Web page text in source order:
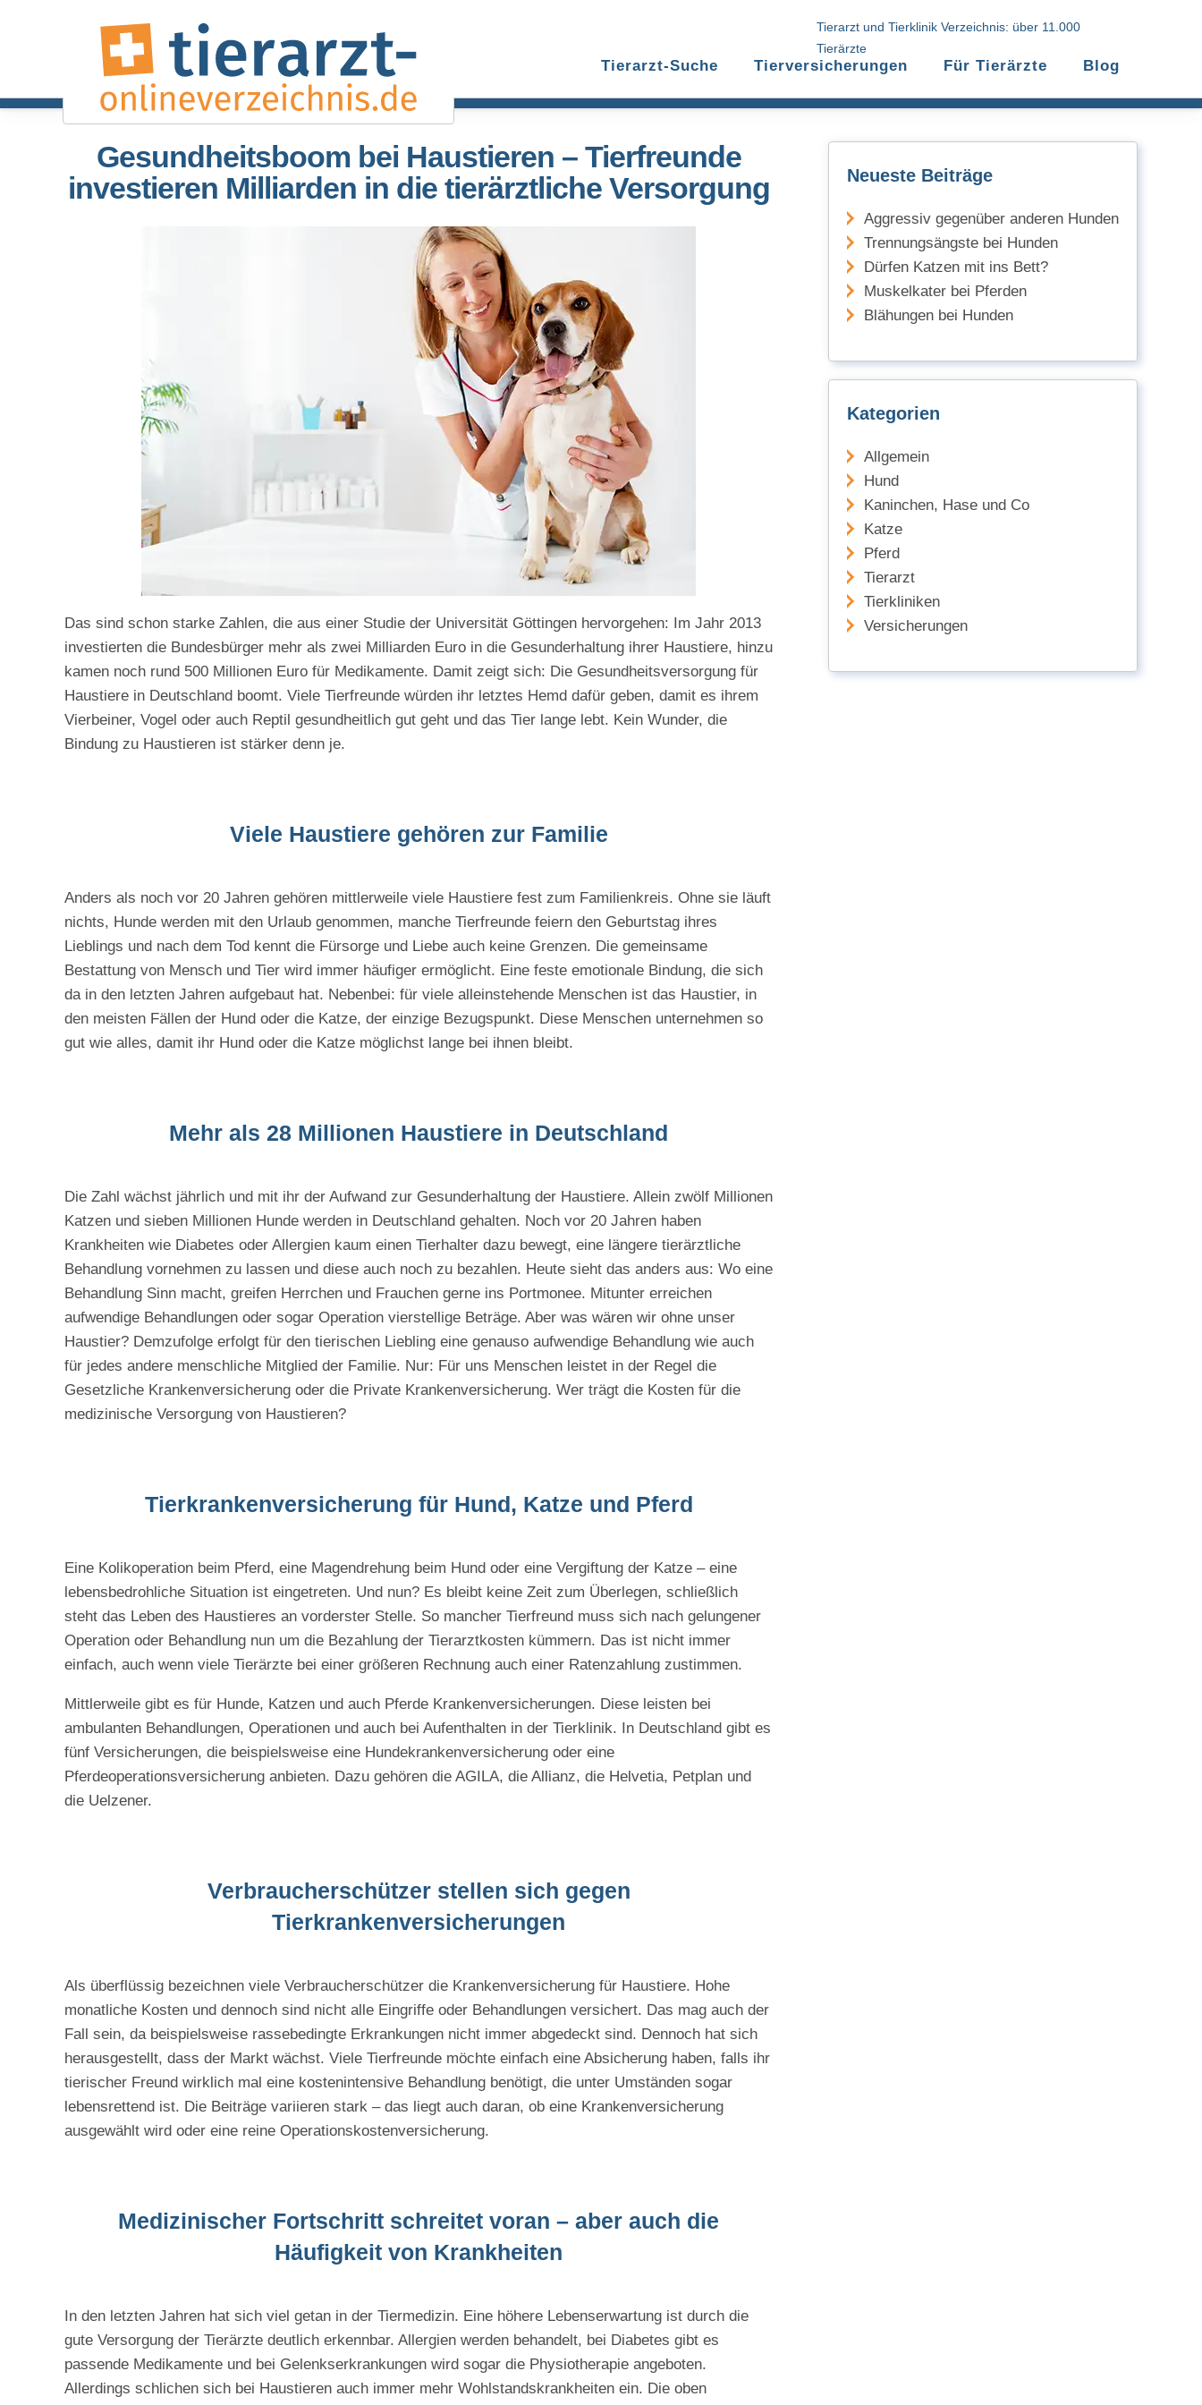
Tierarzt und Tierklinik Verzeichnis: über 11.000
Tierärzte
Tierarzt-Suche Tierversicherungen Für Tierärzte Blog
Gesundheitsboom bei Haustieren – Tierfreunde
investieren Milliarden in die tierärztliche Versorgung
Das sind schon starke Zahlen, die aus einer Studie der Universität Göttingen hervorgehen: Im Jahr 2013
investierten die Bundesbürger mehr als zwei Milliarden Euro in die Gesunderhaltung ihrer Haustiere, hinzu
kamen noch rund 500 Millionen Euro für Medikamente. Damit zeigt sich: Die Gesundheitsversorgung für
Haustiere in Deutschland boomt. Viele Tierfreunde würden ihr letztes Hemd dafür geben, damit es ihrem
Vierbeiner, Vogel oder auch Reptil gesundheitlich gut geht und das Tier lange lebt. Kein Wunder, die
Bindung zu Haustieren ist stärker denn je.
Viele Haustiere gehören zur Familie
Anders als noch vor 20 Jahren gehören mittlerweile viele Haustiere fest zum Familienkreis. Ohne sie läuft
nichts, Hunde werden mit den Urlaub genommen, manche Tierfreunde feiern den Geburtstag ihres
Lieblings und nach dem Tod kennt die Fürsorge und Liebe auch keine Grenzen. Die gemeinsame
Bestattung von Mensch und Tier wird immer häufiger ermöglicht. Eine feste emotionale Bindung, die sich
da in den letzten Jahren aufgebaut hat. Nebenbei: für viele alleinstehende Menschen ist das Haustier, in
den meisten Fällen der Hund oder die Katze, der einzige Bezugspunkt. Diese Menschen unternehmen so
gut wie alles, damit ihr Hund oder die Katze möglichst lange bei ihnen bleibt.
Mehr als 28 Millionen Haustiere in Deutschland
Die Zahl wächst jährlich und mit ihr der Aufwand zur Gesunderhaltung der Haustiere. Allein zwölf Millionen
Katzen und sieben Millionen Hunde werden in Deutschland gehalten. Noch vor 20 Jahren haben
Krankheiten wie Diabetes oder Allergien kaum einen Tierhalter dazu bewegt, eine längere tierärztliche
Behandlung vornehmen zu lassen und diese auch noch zu bezahlen. Heute sieht das anders aus: Wo eine
Behandlung Sinn macht, greifen Herrchen und Frauchen gerne ins Portmonee. Mitunter erreichen
aufwendige Behandlungen oder sogar Operation vierstellige Beträge. Aber was wären wir ohne unser
Haustier? Demzufolge erfolgt für den tierischen Liebling eine genauso aufwendige Behandlung wie auch
für jedes andere menschliche Mitglied der Familie. Nur: Für uns Menschen leistet in der Regel die
Gesetzliche Krankenversicherung oder die Private Krankenversicherung. Wer trägt die Kosten für die
medizinische Versorgung von Haustieren?
Tierkrankenversicherung für Hund, Katze und Pferd
Eine Kolikoperation beim Pferd, eine Magendrehung beim Hund oder eine Vergiftung der Katze – eine
lebensbedrohliche Situation ist eingetreten. Und nun? Es bleibt keine Zeit zum Überlegen, schließlich
steht das Leben des Haustieres an vorderster Stelle. So mancher Tierfreund muss sich nach gelungener
Operation oder Behandlung nun um die Bezahlung der Tierarztkosten kümmern. Das ist nicht immer
einfach, auch wenn viele Tierärzte bei einer größeren Rechnung auch einer Ratenzahlung zustimmen.
Mittlerweile gibt es für Hunde, Katzen und auch Pferde Krankenversicherungen. Diese leisten bei
ambulanten Behandlungen, Operationen und auch bei Aufenthalten in der Tierklinik. In Deutschland gibt es
fünf Versicherungen, die beispielsweise eine Hundekrankenversicherung oder eine
Pferdeoperationsversicherung anbieten. Dazu gehören die AGILA, die Allianz, die Helvetia, Petplan und
die Uelzener.
Verbraucherschützer stellen sich gegen
Tierkrankenversicherungen
Als überflüssig bezeichnen viele Verbraucherschützer die Krankenversicherung für Haustiere. Hohe
monatliche Kosten und dennoch sind nicht alle Eingriffe oder Behandlungen versichert. Das mag auch der
Fall sein, da beispielsweise rassebedingte Erkrankungen nicht immer abgedeckt sind. Dennoch hat sich
herausgestellt, dass der Markt wächst. Viele Tierfreunde möchte einfach eine Absicherung haben, falls ihr
tierischer Freund wirklich mal eine kostenintensive Behandlung benötigt, die unter Umständen sogar
lebensrettend ist. Die Beiträge variieren stark – das liegt auch daran, ob eine Krankenversicherung
ausgewählt wird oder eine reine Operationskostenversicherung.
Medizinischer Fortschritt schreitet voran – aber auch die
Häufigkeit von Krankheiten
In den letzten Jahren hat sich viel getan in der Tiermedizin. Eine höhere Lebenserwartung ist durch die
gute Versorgung der Tierärzte deutlich erkennbar. Allergien werden behandelt, bei Diabetes gibt es
passende Medikamente und bei Gelenkserkrankungen wird sogar die Physiotherapie angeboten.
Allerdings schlichen sich bei Haustieren auch immer mehr Wohlstandskrankheiten ein. Die oben
Neueste Beiträge
Aggressiv gegenüber anderen Hunden
Trennungsängste bei Hunden
Dürfen Katzen mit ins Bett?
Muskelkater bei Pferden
Blähungen bei Hunden
Kategorien
Allgemein
Hund
Kaninchen, Hase und Co
Katze
Pferd
Tierarzt
Tierkliniken
Versicherungen